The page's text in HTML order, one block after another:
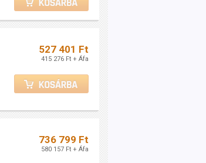
527 401 Ft
415 276 Ft + Áfa
736 799 Ft
580 157 Ft + Áfa